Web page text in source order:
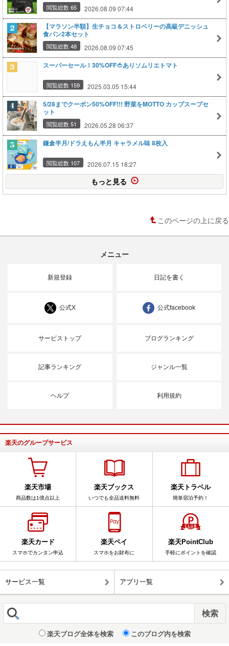
閲覧総数 65 2026.08.09 07:44
【マラソン半額】生チョコ＆ストロベリーの高級デニッシュ
食パン2本セット
閲覧総数 48 2026.08.09 07:45
スーパーセール！30%OFF🍅ありソムリエトマト
閲覧総数 159 2025.03.05 15:44
5/28までクーポン50%OFF!!! 野菜をMOTTO カップスープセ
ット
閲覧総数 51 2026.05.28 06:37
鎌倉半月/ドラえもん半月 キャラメル味 8枚入
閲覧総数 107 2026.07.15 18:27
もっと見る
このページの上に戻る
メニュー
新規登録 日記を書く
公式X 公式facebook
サービストップ ブログランキング
記事ランキング ジャンル一覧
ヘルプ 利用規約
楽天のグループサービス
楽天市場
商品数は1億点以上
楽天ブックス
いつでも全品送料無料
楽天トラベル
簡単宿泊予約！
楽天カード
スマホでカンタン申込
楽天ペイ
スマホをお財布に
楽天PointClub
手軽にポイントを確認
サービス一覧 アプリ一覧
楽天ブログ全体を検索 このブログ内を検索